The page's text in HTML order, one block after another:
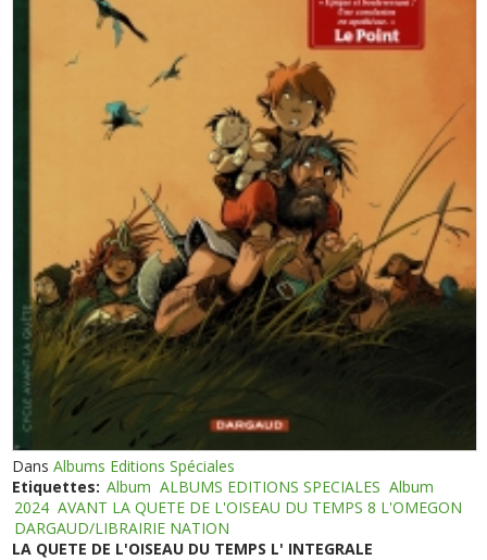
DansAlbums Editions Spéciales
Etiquettes: Album ALBUMS EDITIONS SPECIALES Album
2024 AVANT LA QUETE DE L'OISEAU DU TEMPS 8 L'OMEGON
DARGAUD/LIBRAIRIE NATION
LA QUETE DE L'OISEAU DU TEMPS L' INTEGRALE